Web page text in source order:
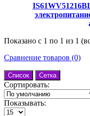
Показано с 1 по 1 из 1
Сравнение товаров (0)
Список Сетка
Сортировать:
Показывать: